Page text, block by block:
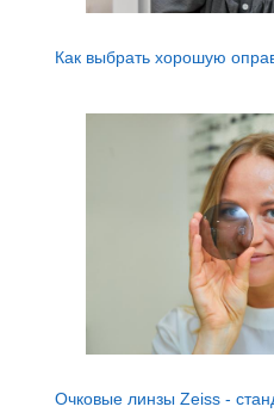
Как выбрать хорошую
Очковые линзы Zeiss -